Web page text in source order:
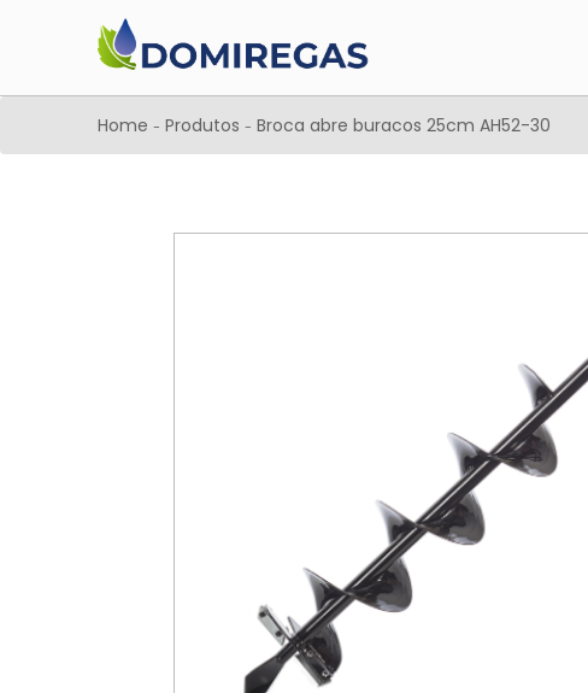
Home - Produtos - Broca abre buracos 25cm AH52-30